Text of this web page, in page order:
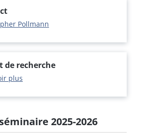
Pollmann
de recherche
plus
2025-2026